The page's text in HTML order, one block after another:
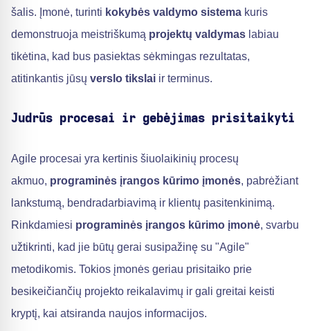
šalis. Įmonė, turinti kokybės valdymo sistema kuris
demonstruoja meistriškumą projektų valdymas labiau
tikėtina, kad bus pasiektas sėkmingas rezultatas,
atitinkantis jūsų verslo tikslai ir terminus.
Judrūs procesai ir gebėjimas prisitaikyti
Agile procesai yra kertinis šiuolaikinių procesų
akmuo, programinės įrangos kūrimo įmonės, pabrėžiant
lankstumą, bendradarbiavimą ir klientų pasitenkinimą.
Rinkdamiesi programinės įrangos kūrimo įmonė, svarbu
užtikrinti, kad jie būtų gerai susipažinę su "Agile"
metodikomis. Tokios įmonės geriau prisitaiko prie
besikeičiančių projekto reikalavimų ir gali greitai keisti
kryptį, kai atsiranda naujos informacijos.